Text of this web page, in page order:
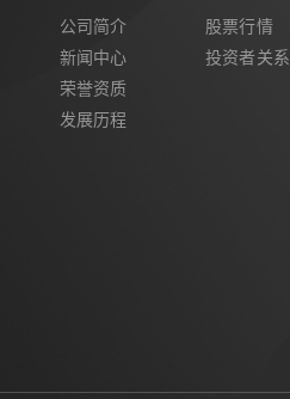
公司简介
新闻中心
荣誉资质
发展历程
股票行情
投资者关